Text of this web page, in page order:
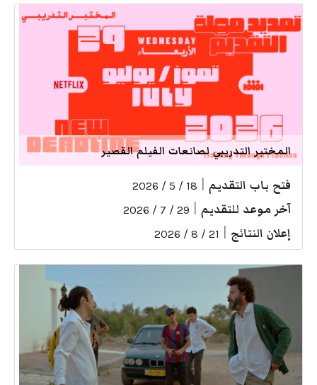
المختبر التدريبي لصانعات الفيلم القصير
فتح باب التقديم 18 / 5 / 2026
آخر موعد للتقديم 29 / 7 / 2026
إعلان النتائج 21 / 8 / 2026